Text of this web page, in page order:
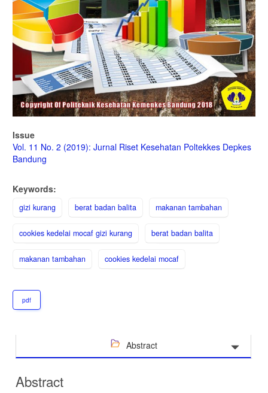
Issue
Vol. 11 No. 2 (2019): Jurnal Riset Kesehatan Poltekkes Depkes
Bandung
Keywords:
gizi kurang berat badan balita makanan tambahan
cookies kedelai mocaf gizi kurang berat badan balita
makanan tambahan cookies kedelai mocaf
pdf
Abstract
Abstract